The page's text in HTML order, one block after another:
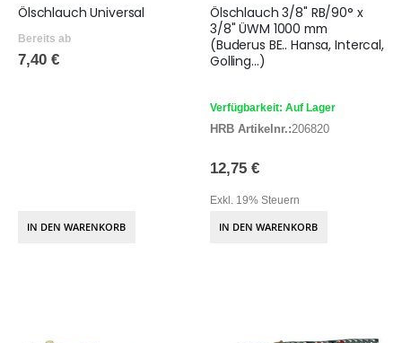
Ölschlauch Universal
Bereits ab
7,40 €
IN DEN WARENKORB
Ölschlauch 3/8" RB/90° x
3/8" ÜWM 1000 mm
(Buderus BE.. Hansa, Intercal,
Golling...)
Verfügbarkeit: Auf Lager
HRB Artikelnr.:206820
12,75 €
Exkl. 19% Steuern
IN DEN WARENKORB